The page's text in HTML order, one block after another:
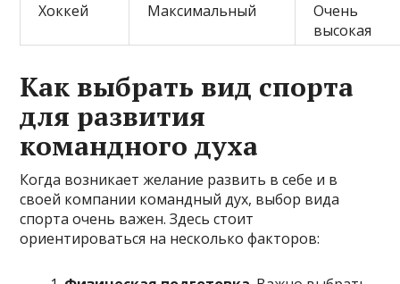
Хоккей Максимальный
Очень
высокая
Как выбрать вид спорта
для развития
командного духа
Когда возникает желание развить в себе и в
своей компании командный дух, выбор вида
спорта очень важен. Здесь стоит
ориентироваться на несколько факторов: